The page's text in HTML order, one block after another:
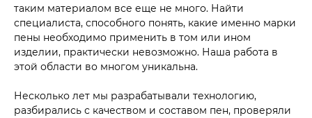
таким материалом все еще не много. Найти
специалиста, способного понять, какие именно марки
пены необходимо применить в том или ином
изделии, практически невозможно. Наша работа в
этой области во многом уникальна.
Несколько лет мы разрабатывали технологию,
разбирались с качеством и составом пен, проверяли